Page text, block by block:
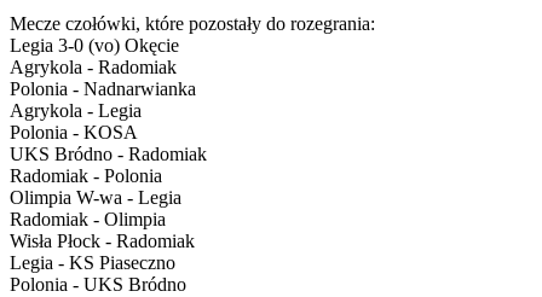
Mecze czołówki, które pozostały do rozegrania:
Legia 3-0 (vo) Okęcie
Agrykola - Radomiak
Polonia - Nadnarwianka
Agrykola - Legia
Polonia - KOSA
UKS Bródno - Radomiak
Radomiak - Polonia
Olimpia W-wa - Legia
Radomiak - Olimpia
Wisła Płock - Radomiak
Legia - KS Piaseczno
Polonia - UKS Bródno